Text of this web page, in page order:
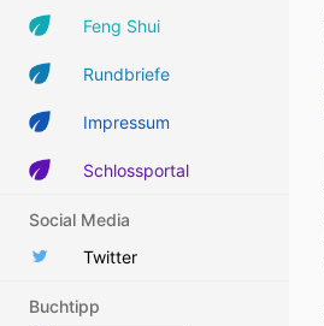
Feng Shui
Rundbriefe
Impressum
Schlossportal
Social Media
Twitter
Buchtipp